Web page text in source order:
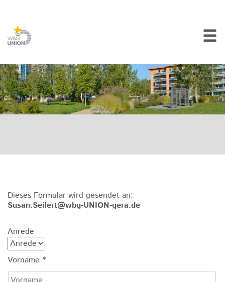
Dieses Formular wird gesendet an:
Susan.Seifert@wbg-UNION-gera.de
Anrede
Vorname *